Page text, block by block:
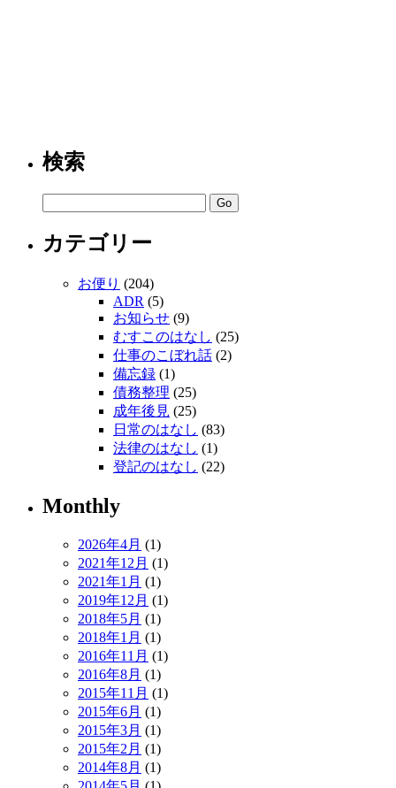
検索
カテゴリー
お便り (204)
ADR (5)
お知らせ (9)
むすこのはなし (25)
仕事のこぼれ話 (2)
備忘録 (1)
債務整理 (25)
成年後見 (25)
日常のはなし (83)
法律のはなし (1)
登記のはなし (22)
Monthly
2026年4月 (1)
2021年12月 (1)
2021年1月 (1)
2019年12月 (1)
2018年5月 (1)
2018年1月 (1)
2016年11月 (1)
2016年8月 (1)
2015年11月 (1)
2015年6月 (1)
2015年3月 (1)
2015年2月 (1)
2014年8月 (1)